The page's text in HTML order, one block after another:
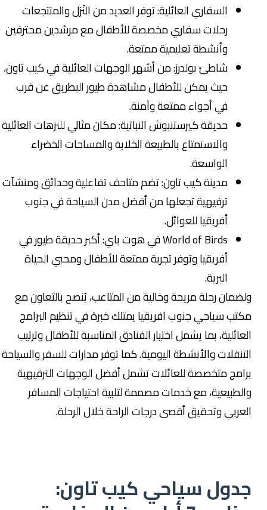
السفاري العائلية: توفر العديد من النُزل والمنتجعات
رحلات سفاري مخصصة للأطفال مع مرشدين محترفين
وأنشطة تعليمية ممتعة.
شاطئ بولدرز: من أشهر الوجهات العائلية في كيب تاون،
حيث يمكن للأطفال مشاهدة طيور البطريق عن قرب
في أجواء ممتعة وآمنة.
حديقة كيرستنبوش النباتية: مكان مثالي للنزهات العائلية
والاستمتاع بالطبيعة الخلابة والمساحات الخضراء
الواسعة.
مدينة كيب تاون: تضم متاحف تفاعلية وحدائق ومنشآت
ترفيهية تجعلها من أفضل مدن السياحة في جنوب
أفريقيا للعوائل.
World of Birds في هوت باي: أكبر حديقة طيور في
أفريقيا وتوفر تجربة ممتعة للأطفال ومحبي الحياة
البرية.
ولضمان رحلة مريحة وخالية من المتاعب، يُنصح بالتعاون مع
مكتب سياحي جنوب افريقيا يمتلك خبرة في تنظيم البرامج
العائلية، بما يشمل اختيار الفنادق المناسبة للأطفال وترتيب
التنقلات والأنشطة اليومية. كما توفر مدارات للسفر والسياحة
برامج متخصصة للعائلات تشمل أفضل الوجهات الترفيهية
والطبيعية، مع خدمات مصممة لتلبية احتياجات المسافر
العربي وتحقيق أقصى درجات الراحة خلال الرحلة.
جدول سياحي كيب تاون: